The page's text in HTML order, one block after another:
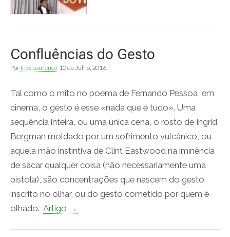
Confluências do Gesto
Por Inês Lourenço 10 de Julho, 2016
Tal como o mito no poema de Fernando Pessoa, em
cinema, o gesto é esse «nada que é tudo». Uma
sequência inteira, ou uma única cena, o rosto de Ingrid
Bergman moldado por um sofrimento vulcânico, ou
aquela mão instintiva de Clint Eastwood na iminência
de sacar qualquer coisa (não necessariamente uma
pistola), são concentrações que nascem do gesto
inscrito no olhar, ou do gesto cometido por quem é
olhado. Artigo →